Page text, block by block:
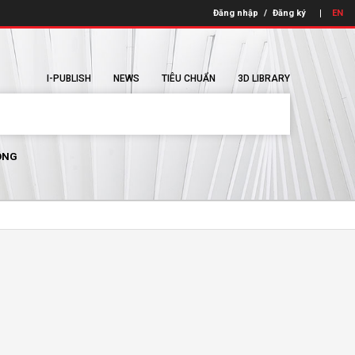
Đăng nhập / Đăng ký EN
I-PUBLISH NEWS TIÊU CHUẨN 3D LIBRARY